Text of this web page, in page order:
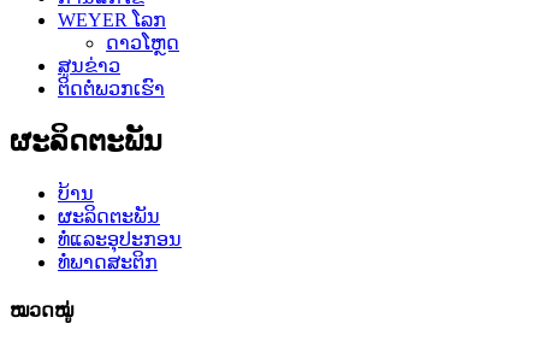
WEYER ໂລກ
ດາວໂຫຼດ
ສູນຂ່າວ
ຕິດຕໍ່ພວກເຮົາ
ຜະລິດຕະພັນ
ບ້ານ
ຜະ​ລິດ​ຕະ​ພັນ
ທໍ່ແລະອຸປະກອນ
ທໍ່ພາດສະຕິກ
ໝວດໝູ່